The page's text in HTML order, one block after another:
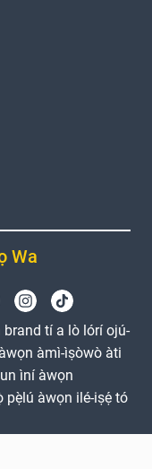
Wa
tí a lò lórí ojú-
àmì-ìṣòwò àti
ìní àwọn
pẹ̀lú àwọn ilé-iṣẹ́ tó